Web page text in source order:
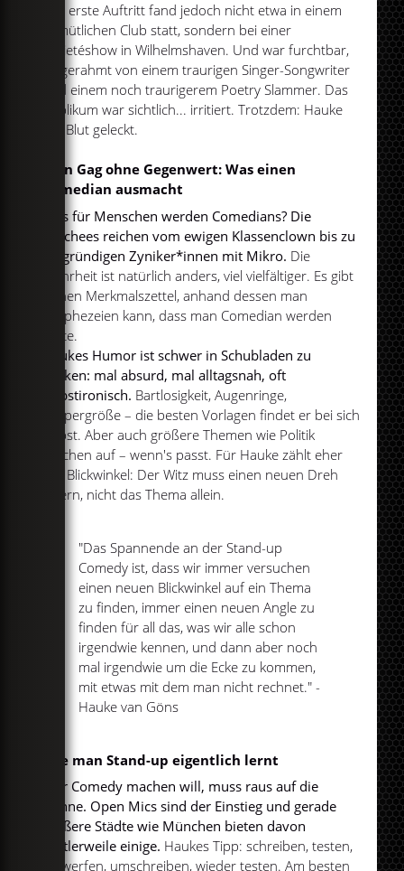
Der erste Auftritt fand jedoch nicht etwa in einem
gemütlichen Club statt, sondern bei einer
Varietéshow in Wilhelmshaven. Und war furchtbar,
eingerahmt von einem traurigen Singer-Songwriter
und einem noch traurigerem Poetry Slammer. Das
Publikum war sichtlich... irritiert. Trotzdem: Hauke
hat Blut geleckt.
Kein Gag ohne Gegenwert: Was einen
Comedian ausmacht
Was für Menschen werden Comedians? Die
Klischees reichen vom ewigen Klassenclown bis zu
tiefgründigen Zyniker*innen mit Mikro. Die
Wahrheit ist natürlich anders, viel vielfältiger. Es gibt
keinen Merkmalszettel, anhand dessen man
prophezeien kann, dass man Comedian werden
sollte.
Haukes Humor ist schwer in Schubladen zu
packen: mal absurd, mal alltagsnah, oft
selbstironisch. Bartlosigkeit, Augenringe,
Körpergröße – die besten Vorlagen findet er bei sich
selbst. Aber auch größere Themen wie Politik
tauchen auf – wenn's passt. Für Hauke zählt eher
der Blickwinkel: Der Witz muss einen neuen Dreh
liefern, nicht das Thema allein.
"Das Spannende an der Stand-up
Comedy ist, dass wir immer versuchen
einen neuen Blickwinkel auf ein Thema
zu finden, immer einen neuen Angle zu
finden für all das, was wir alle schon
irgendwie kennen, und dann aber noch
mal irgendwie um die Ecke zu kommen,
mit etwas mit dem man nicht rechnet." -
Hauke van Göns
Wie man Stand-up eigentlich lernt
Wer Comedy machen will, muss raus auf die
Bühne. Open Mics sind der Einstieg und gerade
größere Städte wie München bieten davon
mittlerweile einige. Haukes Tipp: schreiben, testen,
verwerfen, umschreiben, wieder testen. Am besten